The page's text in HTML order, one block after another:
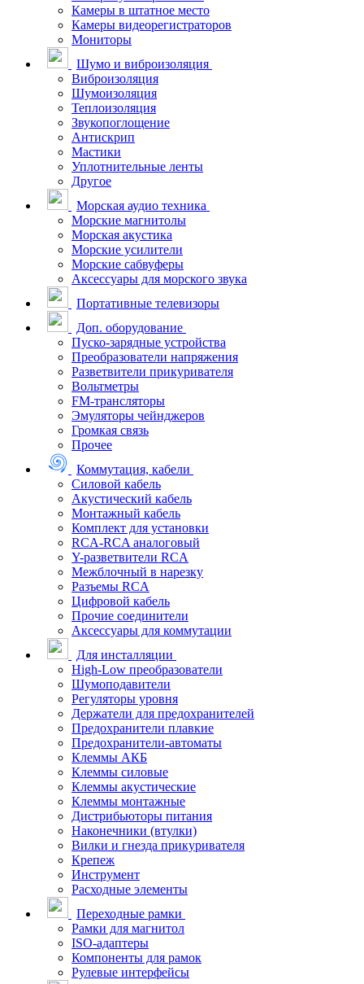
Камеры в штатное место
Камеры видеорегистраторов
Мониторы
Шумо и виброизоляция
Виброизоляция
Шумоизоляция
Теплоизоляция
Звукопоглощение
Антискрип
Мастики
Уплотнительные ленты
Другое
Морская аудио техника
Морские магнитолы
Морская акустика
Морские усилители
Морские сабвуферы
Аксессуары для морского звука
Портативные телевизоры
Доп. оборудование
Пуско-зарядные устройства
Преобразователи напряжения
Разветвители прикуривателя
Вольтметры
FM-трансляторы
Эмуляторы чейнджеров
Громкая связь
Прочее
Коммутация, кабели
Силовой кабель
Акустический кабель
Монтажный кабель
Комплект для установки
RCA-RCA аналоговый
Y-разветвители RCA
Межблочный в нарезку
Разъемы RCA
Цифровой кабель
Прочие соединители
Аксессуары для коммутации
Для инсталляции
High-Low преобразователи
Шумоподавители
Регуляторы уровня
Держатели для предохранителей
Предохранители плавкие
Предохранители-автоматы
Клеммы АКБ
Клеммы силовые
Клеммы акустические
Клеммы монтажные
Дистрибьюторы питания
Наконечники (втулки)
Вилки и гнезда прикуривателя
Крепеж
Инструмент
Расходные элементы
Переходные рамки
Рамки для магнитол
ISO-адаптеры
Компоненты для рамок
Рулевые интерфейсы